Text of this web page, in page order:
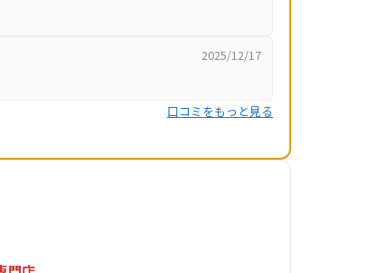
2025/12/17
口コミをもっと見る